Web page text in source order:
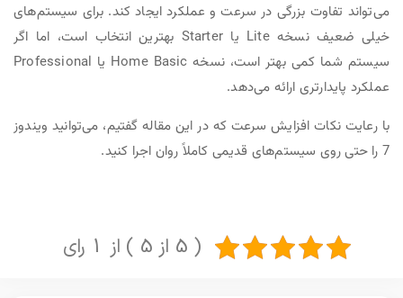
می‌تواند تفاوت بزرگی در سرعت و عملکرد ایجاد کند. برای سیستم‌های
خیلی ضعیف نسخه Lite یا Starter بهترین انتخاب است، اما اگر
سیستم شما کمی بهتر است، نسخه Home Basic یا Professional
عملکرد پایدارتری ارائه می‌دهد.
با رعایت نکات افزایش سرعت که در این مقاله گفتیم، می‌توانید ویندوز
7 را حتی روی سیستم‌های قدیمی کاملاً روان اجرا کنید.
( 5 از 5 ) از 1 رای